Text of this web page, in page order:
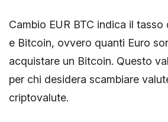
Cambio EUR BTC indica il
e Bitcoin, ovvero quanti Euro
acquistare un Bitcoin. Questo
per chi desidera scambiare
criptovalute.